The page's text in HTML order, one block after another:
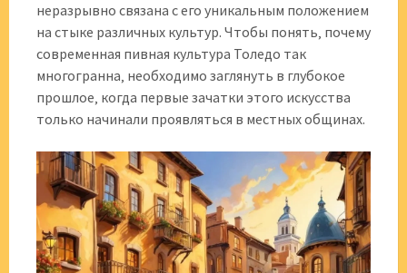
неразрывно связана с его уникальным положением
на стыке различных культур. Чтобы понять‚ почему
современная пивная культура Толедо так
многогранна‚ необходимо заглянуть в глубокое
прошлое‚ когда первые зачатки этого искусства
только начинали проявляться в местных общинах.